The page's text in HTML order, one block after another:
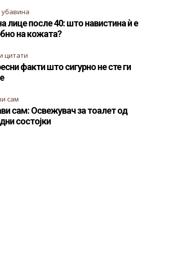
лице после 40: што навистина ѝ е
на кожата?
цитати
факти што сигурно не сте ги
сам
сам: Освежувач за тоалет од
состојки